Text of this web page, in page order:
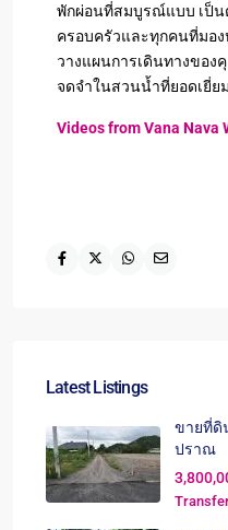
พักผ่อนที่สมบูรณ์แบบ เป็น
ครอบครัวและทุกคนที่มอ
วางแผนการเดินทางขอ
จดจำในสวนน้ำที่ยอดเยี่ย
Videos from Vana Nava
Latest Listings
ขายที่ดิ
ปราณ